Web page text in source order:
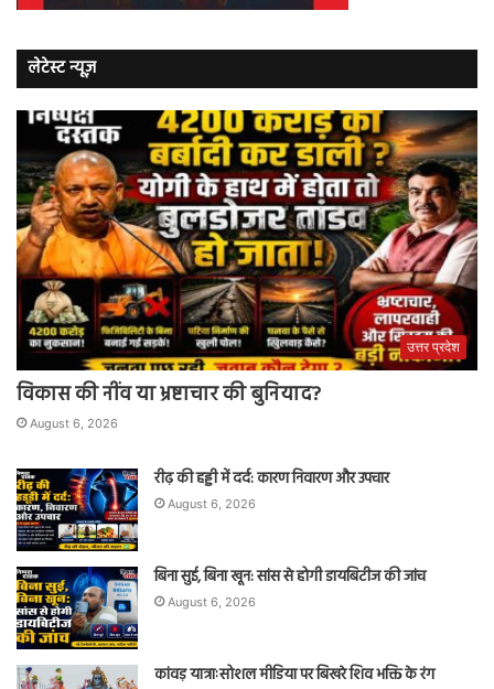
लेटेस्ट न्यूज़
उत्तर प्रदेश
विकास की नींव या भ्रष्टाचार की बुनियाद?
August 6, 2026
रीढ़ की हड्डी में दर्द: कारण निवारण और उपचार
August 6, 2026
बिना सुई, बिना खून: सांस से होगी डायबिटीज की जांच
August 6, 2026
कांवड़ यात्राःसोशल मीडिया पर बिखरे शिव भक्ति के रंग